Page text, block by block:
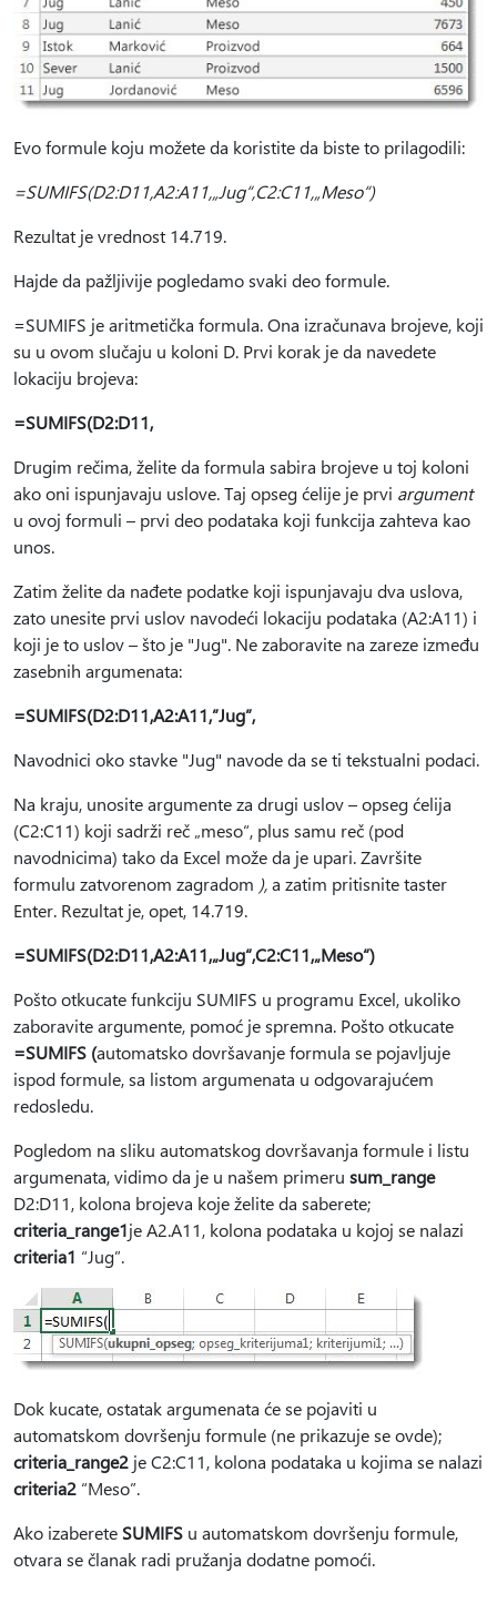
Evo formule koju možete da koristite da biste to prilagodili:
=SUMIFS(D2:D11,A2:A11,„Jug“,C2:C11,„Meso“)
Rezultat je vrednost 14.719.
Hajde da pažljivije pogledamo svaki deo formule.
=SUMIFS je aritmetička formula. Ona izračunava brojeve, koji
su u ovom slučaju u koloni D. Prvi korak je da navedete
lokaciju brojeva:
=SUMIFS(D2:D11,
Drugim rečima, želite da formula sabira brojeve u toj koloni
ako oni ispunjavaju uslove. Taj opseg ćelije je prvi argument
u ovoj formuli – prvi deo podataka koji funkcija zahteva kao
unos.
Zatim želite da nađete podatke koji ispunjavaju dva uslova,
zato unesite prvi uslov navodeći lokaciju podataka (A2:A11) i
koji je to uslov – što je "Jug". Ne zaboravite na zareze između
zasebnih argumenata:
=SUMIFS(D2:D11,A2:A11,”Jug”,
Navodnici oko stavke "Jug" navode da se ti tekstualni podaci.
Na kraju, unosite argumente za drugi uslov – opseg ćelija
(C2:C11) koji sadrži reč „meso“, plus samu reč (pod
navodnicima) tako da Excel može da je upari. Završite
formulu zatvorenom zagradom ),a zatim pritisnite taster
Enter. Rezultat je, opet, 14.719.
=SUMIFS(D2:D11,A2:A11,„Jug“,C2:C11,„Meso“)
Pošto otkucate funkciju SUMIFS u programu Excel, ukoliko
zaboravite argumente, pomoć je spremna. Pošto otkucate
=SUMIFS (automatsko dovršavanje formula se pojavljuje
ispod formule, sa listom argumenata u odgovarajućem
redosledu.
Pogledom na sliku automatskog dovršavanja formule i listu
argumenata, vidimo da je u našem primeru sum_range
D2:D11, kolona brojeva koje želite da saberete;
criteria_range1je A2.A11, kolona podataka u kojoj se nalazi
criteria1 “Jug”.
Dok kucate, ostatak argumenata će se pojaviti u
automatskom dovršenju formule (ne prikazuje se ovde);
criteria_range2 je C2:C11, kolona podataka u kojima se nalazi
criteria2 “Meso”.
Ako izaberete SUMIFS u automatskom dovršenju formule,
otvara se članak radi pružanja dodatne pomoći.